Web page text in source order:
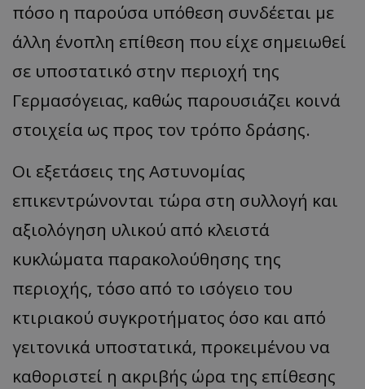
πόσο η παρούσα υπόθεση συνδέεται με
άλλη ένοπλη επίθεση που είχε σημειωθεί
σε υποστατικό στην περιοχή της
Γερμασόγειας, καθώς παρουσιάζει κοινά
στοιχεία ως προς τον τρόπο δράσης.
​Οι εξετάσεις της Αστυνομίας
επικεντρώνονται τώρα στη συλλογή και
αξιολόγηση υλικού από κλειστά
κυκλώματα παρακολούθησης της
περιοχής, τόσο από το ισόγειο του
κτιριακού συγκροτήματος όσο και από
γειτονικά υποστατικά, προκειμένου να
καθοριστεί η ακριβής ώρα της επίθεσης